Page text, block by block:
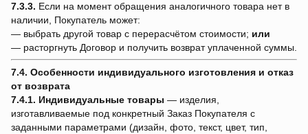
7.3.3. Если на момент обращения аналогичного товара нет в
наличии, Покупатель может:
— выбрать другой товар с перерасчётом стоимости; или
— расторгнуть Договор и получить возврат уплаченной суммы.
7.4. Особенности индивидуального изготовления и отказ
от возврата
7.4.1. Индивидуальные товары — изделия,
изготавливаемые под конкретный Заказ Покупателя с
заданными параметрами (дизайн, фото, текст, цвет, тип,